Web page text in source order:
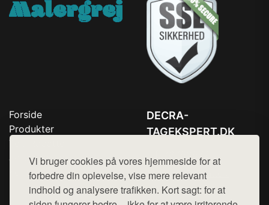
Vi bruger cookies på vores hjemmeside for at
forbedre din oplevelse, vise mere relevant
indhold og analysere trafikken. Kort sagt: for at
Forside
Produkter
Top Rabatter
Jotun maling
Kontakt
DECRA-
TAGEKSPERT.DK
Mail: hej@want.dk
Cookie- og privatlivspolitik